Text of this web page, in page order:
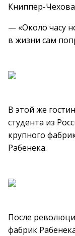
Книппер-
— «Около часу
в жизни сам
В этой же
студента из
крупного
Рабенека.
После
фабрик